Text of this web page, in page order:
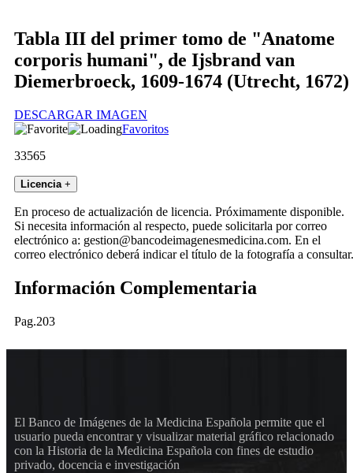
Tabla III del primer tomo de "Anatome
corporis humani", de Ijsbrand van
Diemerbroeck, 1609-1674 (Utrecht, 1672)
DESCARGAR IMAGEN
Favoritos
33565
Licencia +
En proceso de actualización de licencia. Próximamente disponible.
Si necesita información al respecto, puede solicitarla por correo
electrónico a: gestion@bancodeimagenesmedicina.com. En el
correo electrónico deberá indicar el título de la fotografía a consultar.
Información Complementaria
Pag.203
El Banco de Imágenes de la Medicina Española permite que el
usuario pueda encontrar y visualizar material gráfico relacionado
con la Historia de la Medicina Española con fines de estudio
privado, docencia e investigación